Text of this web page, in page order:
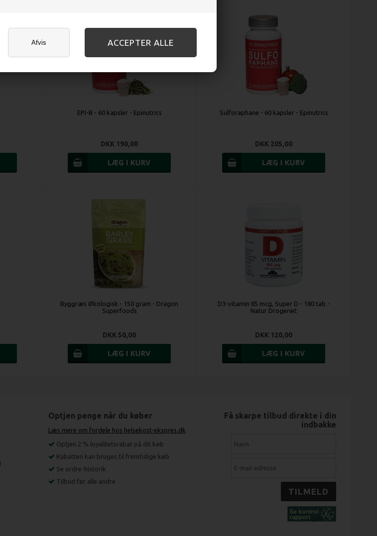
Afvis
EPI-B - 60 kapsler - Epinutrics
DKK 190,00
Sulforaphane - 60 kapsler - Epinutrics
DKK 205,00
Byggræs Økologisk - 150 gram - Dragon
Superfoods
DKK 50,00
D3-vitamin 85 mcg, Super D - 180 tab -
Natur Drogeriet
DKK 120,00
Optjen penge når du køber
Læs mere om fordele hos helsekost-ekspres.dk
Optjen 2 % loyalitetsrabat på dit køb
Rabatten kan bruges til fremtidige køb
Se ordre-historik
Tilbud før alle andre
Få skarpe tilbud direkte i din
indbakke